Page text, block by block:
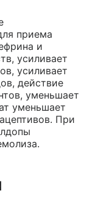
приема
и
усиливает
усиливает
действие
уменьшает
уменьшает
При